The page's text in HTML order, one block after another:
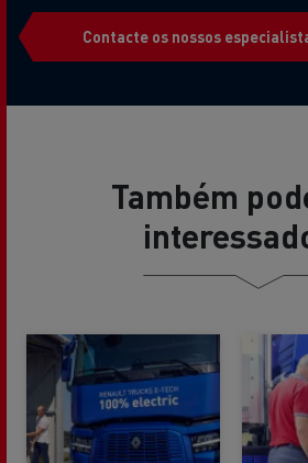
Contacte os nossos
Também